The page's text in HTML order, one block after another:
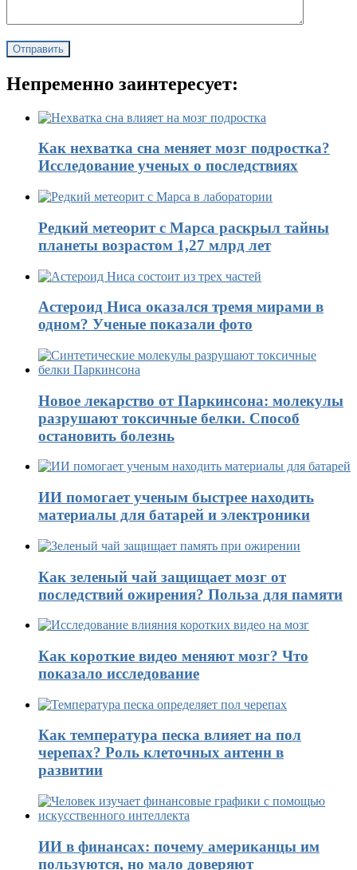
Непременно заинтересует:
Как нехватка сна меняет мозг подростка?
Исследование ученых о последствиях
Редкий метеорит с Марса раскрыл тайны
планеты возрастом 1,27 млрд лет
Астероид Ниса оказался тремя мирами в
одном? Ученые показали фото
Новое лекарство от Паркинсона: молекулы
разрушают токсичные белки. Способ
остановить болезнь
ИИ помогает ученым быстрее находить
материалы для батарей и электроники
Как зеленый чай защищает мозг от
последствий ожирения? Польза для памяти
Как короткие видео меняют мозг? Что
показало исследование
Как температура песка влияет на пол
черепах? Роль клеточных антенн в
развитии
ИИ в финансах: почему американцы им
пользуются, но мало доверяют